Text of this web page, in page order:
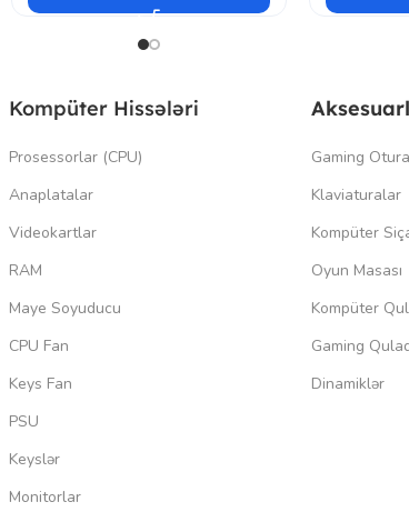
Kompüter Hissələri
Prosessorlar (CPU)
Anaplatalar
Videokartlar
RAM
Maye Soyuducu
CPU Fan
Keys Fan
PSU
Keyslər
Monitorlar
Gaming
Klaviaturalar
Kompüter
Oyun Masası
Kompüter
Gaming
Dinamiklər